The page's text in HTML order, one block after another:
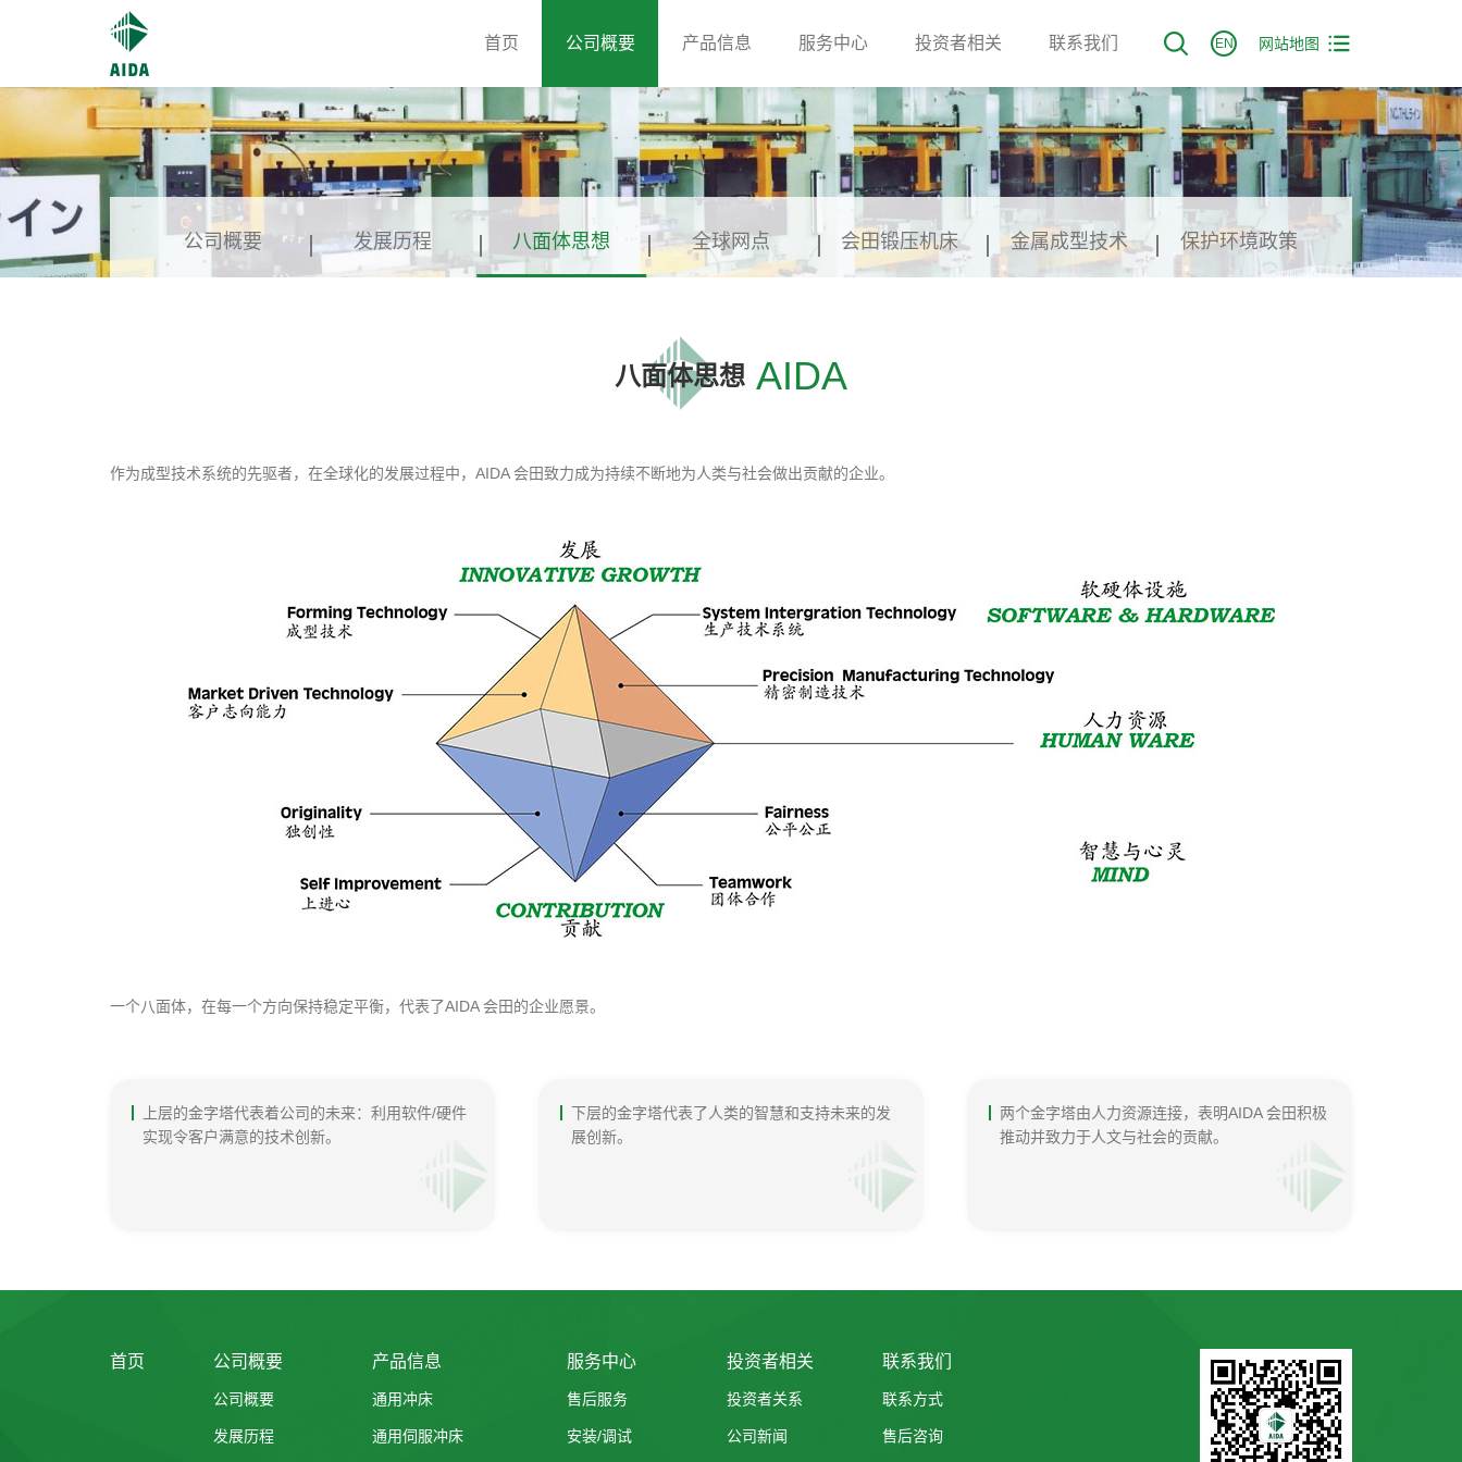
首页 公司概要 产品信息 服务中心 投资者相关 联系我们 EN 网站地图
公司概要 发展历程 八面体思想 全球网点 会田锻压机床 金属成型技术 保护环境政策
八面体思想 AIDA
作为成型技术系统的先驱者，在全球化的发展过程中，AIDA 会田致力成为持续不断地为人类与社会做出贡献的企业。
一个八面体，在每一个方向保持稳定平衡，代表了AIDA 会田的企业愿景。
上层的金字塔代表着公司的未来：利用软件/硬件
实现令客户满意的技术创新。
下层的金字塔代表了人类的智慧和支持未来的发
展创新。
两个金字塔由人力资源连接，表明AIDA 会田积极
推动并致力于人文与社会的贡献。
首页 公司概要
公司概要
发展历程
产品信息
通用冲床
通用伺服冲床
服务中心
售后服务
安装/调试
投资者相关
投资者关系
公司新闻
联系我们
联系方式
售后咨询